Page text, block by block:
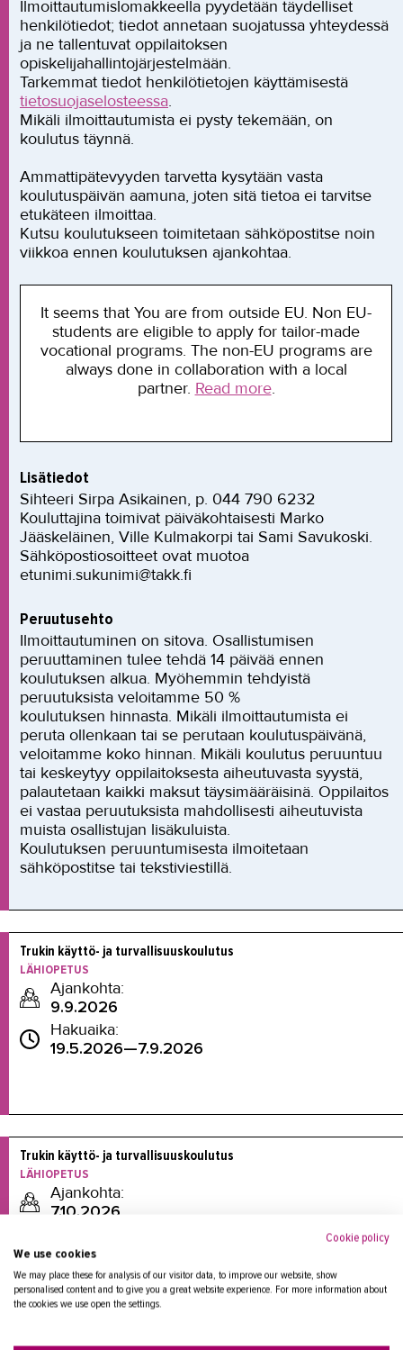
Ilmoittautumislomakkeella pyydetään täydelliset
henkilötiedot; tiedot annetaan suojatussa yhteydessä
ja ne tallentuvat oppilaitoksen
opiskelijahallintojärjestelmään.
Tarkemmat tiedot henkilötietojen käyttämisestä
tietosuojaselosteessa.
Mikäli ilmoittautumista ei pysty tekemään, on
koulutus täynnä.
Ammattipätevyyden tarvetta kysytään vasta
koulutuspäivän aamuna, joten sitä tietoa ei tarvitse
etukäteen ilmoittaa.
Kutsu koulutukseen toimitetaan sähköpostitse noin
viikkoa ennen koulutuksen ajankohtaa.
It seems that You are from outside EU. Non EU-
students are eligible to apply for tailor-made
vocational programs. The non-EU programs are
always done in collaboration with a local
partner. Read more.
Lisätiedot
Sihteeri Sirpa Asikainen, p. 044 790 6232
Kouluttajina toimivat päiväkohtaisesti Marko
Jääskeläinen, Ville Kulmakorpi tai Sami Savukoski.
Sähköpostiosoitteet ovat muotoa
etunimi.sukunimi@takk.fi
Peruutusehto
Ilmoittautuminen on sitova. Osallistumisen
peruuttaminen tulee tehdä 14 päivää ennen
koulutuksen alkua. Myöhemmin tehdyistä
peruutuksista veloitamme 50 %
koulutuksen hinnasta. Mikäli ilmoittautumista ei
peruta ollenkaan tai se perutaan koulutuspäivänä,
veloitamme koko hinnan. Mikäli koulutus peruuntuu
tai keskeytyy oppilaitoksesta aiheutuvasta syystä,
palautetaan kaikki maksut täysimääräisinä. Oppilaitos
ei vastaa peruutuksista mahdollisesti aiheutuvista
muista osallistujan lisäkuluista.
Koulutuksen peruuntumisesta ilmoitetaan
sähköpostitse tai tekstiviestillä.
Trukin käyttö- ja turvallisuuskoulutus
LÄHIOPETUS
Ajankohta:
9.9.2026
Hakuaika:
19.5.2026—7.9.2026
Trukin käyttö- ja turvallisuuskoulutus
LÄHIOPETUS
Ajankohta:
7.10.2026
19.5.2026—5.10.2026
Cookie policy
We use cookies
We may place these for analysis of our visitor data, to improve our website, show
personalised content and to give you a great website experience. For more information about
the cookies we use open the settings.